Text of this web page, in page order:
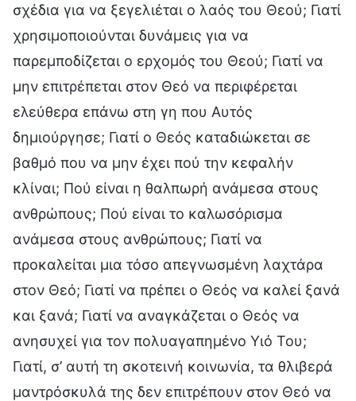
σχέδια για να ξεγελιέται ο λαός του Θεού; Γιατί
χρησιμοποιούνται δυνάμεις για να
παρεμποδίζεται ο ερχομός του Θεού; Γιατί να
μην επιτρέπεται στον Θεό να περιφέρεται
ελεύθερα επάνω στη γη που Αυτός
δημιούργησε; Γιατί ο Θεός καταδιώκεται σε
βαθμό που να μην έχει πού την κεφαλήν
κλίναι; Πού είναι η θαλπωρή ανάμεσα στους
ανθρώπους; Πού είναι το καλωσόρισμα
ανάμεσα στους ανθρώπους; Γιατί να
προκαλείται μια τόσο απεγνωσμένη λαχτάρα
στον Θεό; Γιατί να πρέπει ο Θεός να καλεί ξανά
και ξανά; Γιατί να αναγκάζεται ο Θεός να
ανησυχεί για τον πολυαγαπημένο Υιό Του;
Γιατί, σ’ αυτή τη σκοτεινή κοινωνία, τα θλιβερά
μαντρόσκυλά της δεν επιτρέπουν στον Θεό να